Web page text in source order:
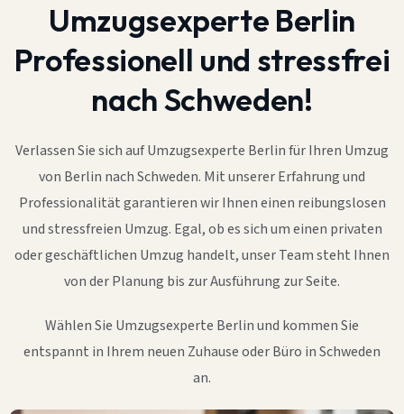
Umzugsexperte Berlin
Professionell und stressfrei
nach Schweden!
Verlassen Sie sich auf Umzugsexperte Berlin für Ihren Umzug
von Berlin nach Schweden. Mit unserer Erfahrung und
Professionalität garantieren wir Ihnen einen reibungslosen
und stressfreien Umzug. Egal, ob es sich um einen privaten
oder geschäftlichen Umzug handelt, unser Team steht Ihnen
von der Planung bis zur Ausführung zur Seite.
Wählen Sie Umzugsexperte Berlin und kommen Sie
entspannt in Ihrem neuen Zuhause oder Büro in Schweden
an.